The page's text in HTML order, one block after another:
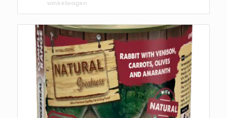
winkelwagen